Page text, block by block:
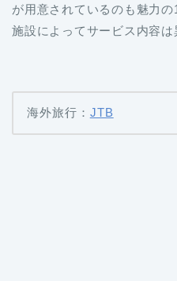
が用意されているのも魅力
施設によってサービス内容は
海外旅行： JTB